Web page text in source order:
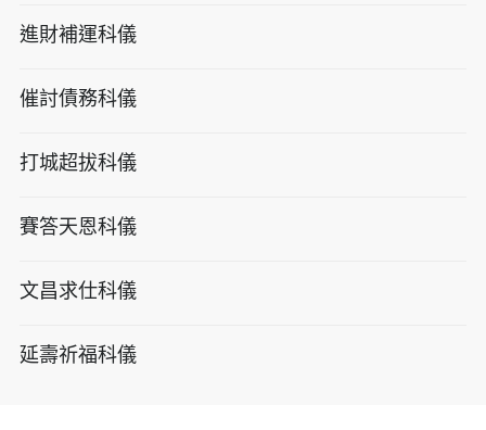
進財補運科儀
催討債務科儀
打城超拔科儀
賽答天恩科儀
文昌求仕科儀
延壽祈福科儀